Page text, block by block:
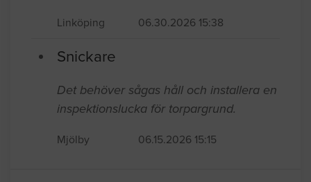
Linköping 06.30.2026 15:38
Snickare
Det behöver sågas håll och installera en
inspektionslucka för torpargrund.
Mjölby 06.15.2026 15:15